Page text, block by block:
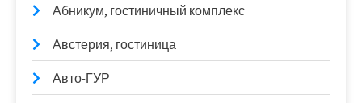
Абникум, гостиничный комплекс
Австерия, гостиница
Авто-ГУР